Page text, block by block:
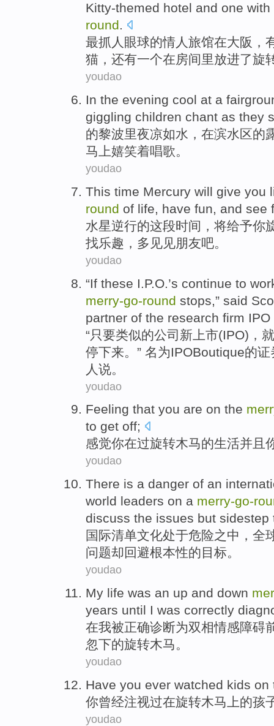
Kitty-themed hotel and one with
round.
最抓人眼球的情人 旅馆在大阪 ，
猫， 还有一个在房间里放进了旋
youdao
In the evening cool at a
giggling children chant as they
的黎波里夜凉如水， 在滨水区的
马 上嬉笑着唱歌。
youdao
This time Mercury will give you
round of life, have fun, and see
水星逆行的这段时间 ， 将给予你
找乐趣，多见见朋友吧。
youdao
“If these I.P.O .’s continue to
merry-go-round stops ,” said
partner of the research firm IPO
“只要类似的公司 新 上市(IPO)， 就
停下来。” 名为IPOBoutique的证
人 说。
youdao
Feeling that you are on the
to get off;
感觉你在过旋转木马的生活并且
youdao
There is a danger of an
world leaders on a merry-go-
discuss the issues but sidestep
国际清单文化处于危险之中， 全
问题却 回避根本性的目标。
youdao
My life was an up and down
years until I was correctly
在我被正确诊断为双相情感障碍
忽下的旋转木马。
youdao
Have you ever watched kids on
你曾经注视过在旋转木马上的孩
youdao